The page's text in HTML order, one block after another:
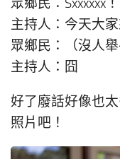
眾鄉民：Sxxxxxx！
主持人：今天大家
眾鄉民：（沒人舉
主持人：囧
好了廢話好像也
照片吧！